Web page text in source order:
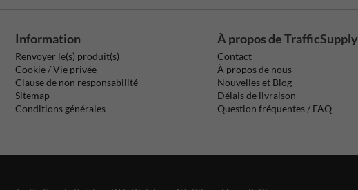
Information
Renvoyer le(s) produit(s)
Cookie / Vie privée
Clause de non responsabilité
Sitemap
Conditions générales
À propos de TrafficSupply
Contact
À propos de nous
Nouvelles et Blog
Délais de livraison
Question fréquentes / FAQ